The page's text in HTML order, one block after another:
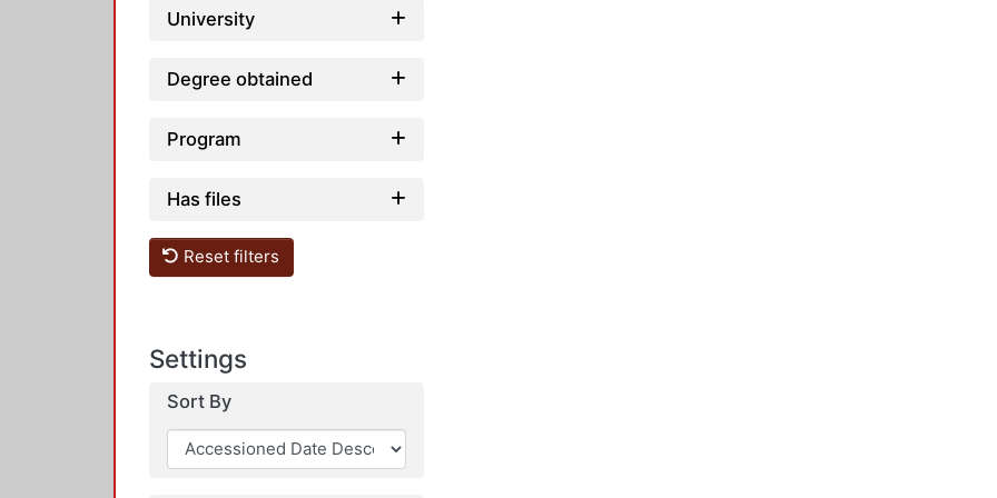
University
Degree obtained
Program
Has files
Reset filters
Settings
Sort By